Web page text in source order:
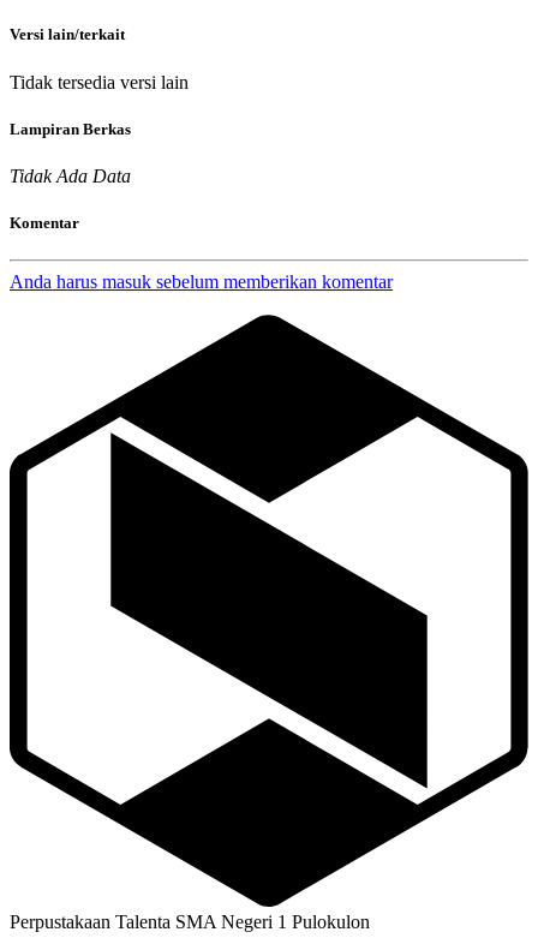
Versi lain/terkait
Tidak tersedia versi lain
Lampiran Berkas
Tidak Ada Data
Komentar
Anda harus masuk sebelum memberikan komentar
Perpustakaan Talenta SMA Negeri 1 Pulokulon